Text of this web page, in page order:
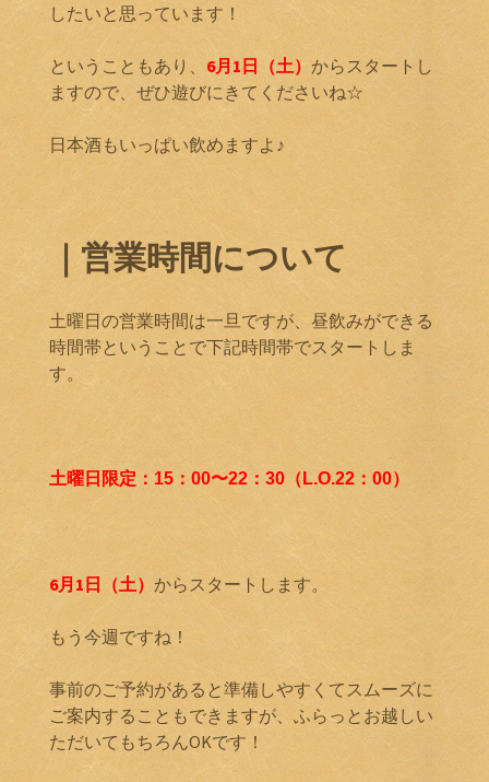
したいと思っています！
ということもあり、 6月1日（土） からスタートし
ますので、ぜひ遊びにきてくださいね☆
日本酒もいっぱい飲めますよ♪
｜営業時間について
土曜日の営業時間は一旦ですが、昼飲みができる
時間帯ということで下記時間帯でスタートしま
す。
土曜日限定：15：00〜22：30（L.O.22：00）
6月1日（土） からスタートします。
もう今週ですね！
事前のご予約があると準備しやすくてスムーズに
ご案内することもできますが、ふらっとお越しい
ただいてもちろんOKです！